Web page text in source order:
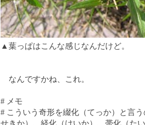
▲葉っぱはこんな感じなんだけど。
なんですかね、これ。
# メモ
# こういう奇形を綴化（てっか）と言
せきか）、経化（けいか）、帯化（た